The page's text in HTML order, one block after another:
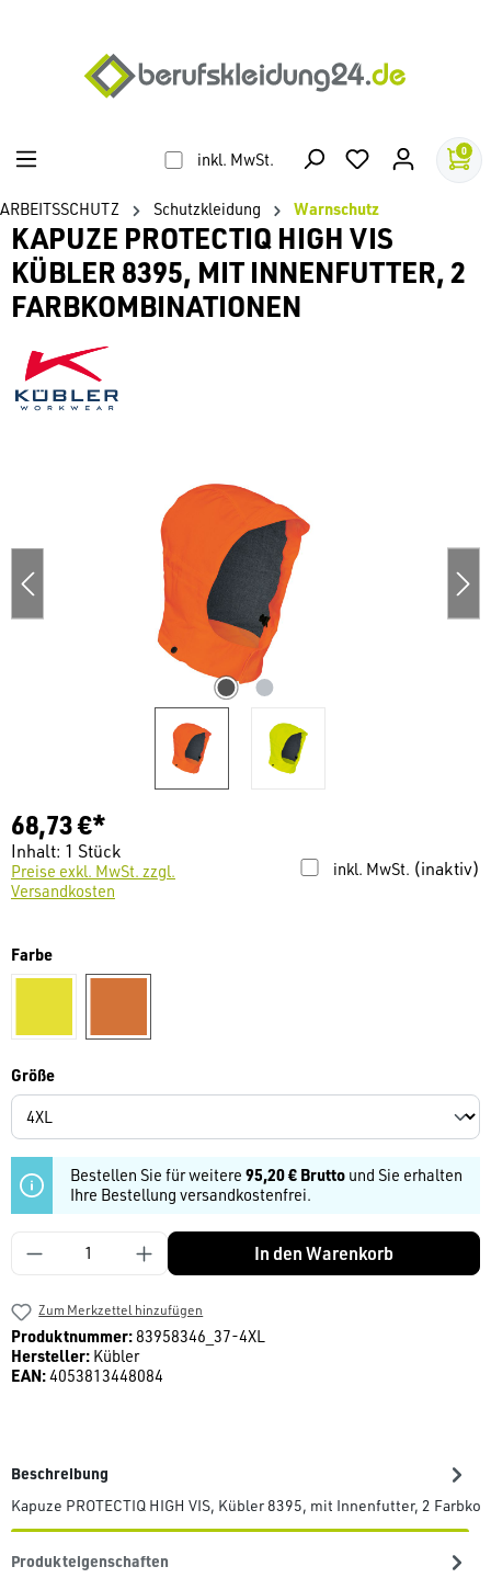
inkl. MwSt. 0
ARBEITSSCHUTZ Schutzkleidung Warnschutz
KAPUZE PROTECTIQ HIGH VIS
KÜBLER 8395, MIT INNENFUTTER, 2
FARBKOMBINATIONEN
68,73 €*
Inhalt: 1 Stück
inkl. MwSt. (inaktiv)
Preise exkl. MwSt. zzgl.
Versandkosten
Farbeauswählen
Größeauswählen
Bestellen Sie für weitere 95,20 € Brutto und Sie erhalten
Ihre Bestellung versandkostenfrei.
Produkt Anzahl: Gib den gewünschten Wert
In den Warenkorb
Zum Merkzettel hinzufügen
Produktnummer: 83958346_37-4XL
Hersteller: Kübler
EAN:4053813448084
Beschreibung
Kapuze PROTECTIQ HIGH VIS, Kübler 8395, mit Innenfutter, 2
Produkteigenschaften